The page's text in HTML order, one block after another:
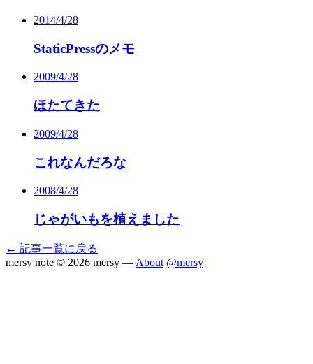
2014/4/28
StaticPressのメモ
2009/4/28
ほたてきた
2009/4/28
これなんだろな
2008/4/28
じゃがいもを植えました
← 記事一覧に戻る
mersy note © 2026 mersy — About @mersy